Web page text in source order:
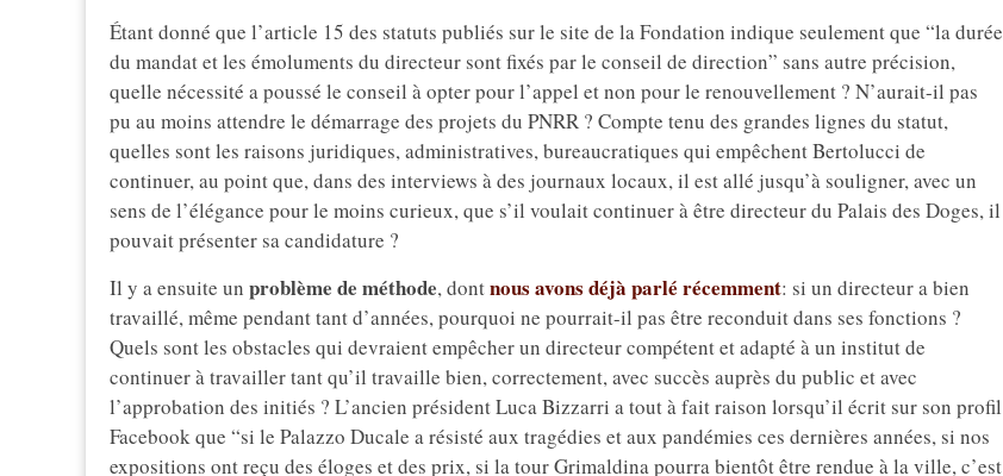
Étant donné que l’article 15 des statuts publiés sur le site de la Fondation indique seulement que “la durée
du mandat et les émoluments du directeur sont fixés par le conseil de direction” sans autre précision,
quelle nécessité a poussé le conseil à opter pour l’appel et non pour le renouvellement ? N’aurait-il pas
pu au moins attendre le démarrage des projets du PNRR ? Compte tenu des grandes lignes du statut,
quelles sont les raisons juridiques, administratives, bureaucratiques qui empêchent Bertolucci de
continuer, au point que, dans des interviews à des journaux locaux, il est allé jusqu’à souligner, avec un
sens de l’élégance pour le moins curieux, que s’il voulait continuer à être directeur du Palais des Doges, il
pouvait présenter sa candidature ?
Il y a ensuite un problème de méthode, dontnous avons déjà parlé récemment: si un directeur a bien
travaillé, même pendant tant d’années, pourquoi ne pourrait-il pas être reconduit dans ses fonctions ?
Quels sont les obstacles qui devraient empêcher un directeur compétent et adapté à un institut de
continuer à travailler tant qu’il travaille bien, correctement, avec succès auprès du public et avec
l’approbation des initiés ? L’ancien président Luca Bizzarri a tout à fait raison lorsqu’il écrit sur son profil
Facebook que “si le Palazzo Ducale a résisté aux tragédies et aux pandémies ces dernières années, si nos
expositions ont reçu des éloges et des prix, si la tour Grimaldina pourra bientôt être rendue à la ville, c’est